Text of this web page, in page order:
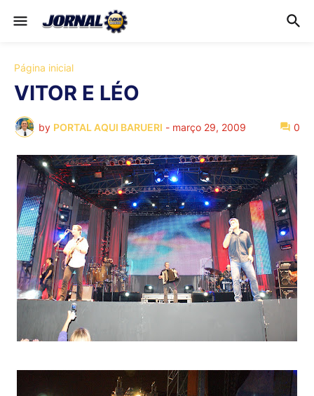
Página inicial
VITOR E LÉO
by PORTAL AQUI BARUERI - março 29, 2009 0